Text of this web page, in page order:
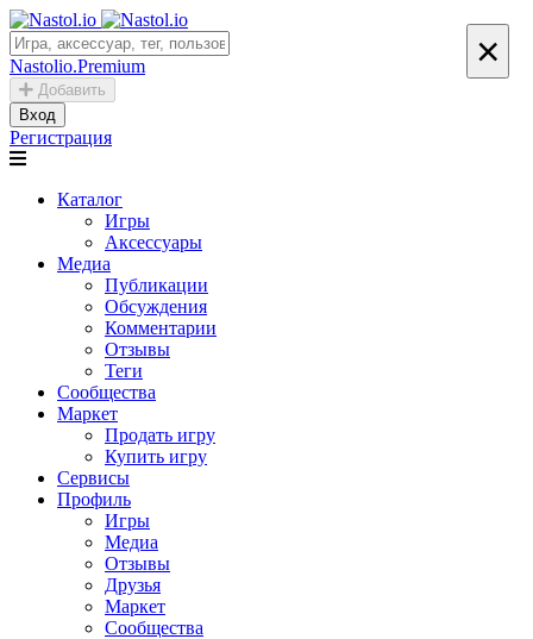
Nastolio.Premium
Добавить
Вход
Регистрация
Каталог
Игры
Аксессуары
Медиа
Публикации
Обсуждения
Комментарии
Отзывы
Теги
Сообщества
Маркет
Продать игру
Купить игру
Сервисы
Профиль
Игры
Медиа
Отзывы
Друзья
Маркет
Сообщества
×